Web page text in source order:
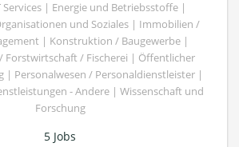
| Energie und Betriebsstoffe |
und Soziales | Immobilien /
| Konstruktion / Baugewerbe |
Forstwirtschaft / Fischerei | Öffentlicher
| Personalwesen / Personaldienstleister |
- Andere | Wissenschaft und
Forschung
5 Jobs